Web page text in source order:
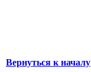
Вернуться к началу